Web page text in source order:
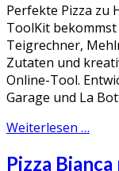
Perfekte Pizza zu
ToolKit bekommst
Teigrechner,
Zutaten und
Online-Tool.
Garage und La
Weiterlesen …
Pizza